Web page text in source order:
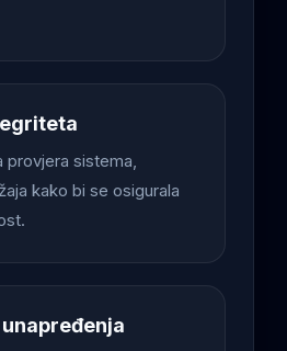
provjera sistema,
kako bi se osigurala